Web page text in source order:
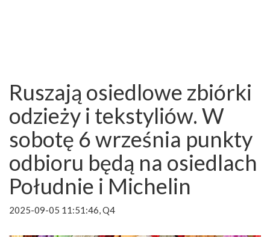
Ruszają osiedlowe zbiórki
odzieży i tekstyliów. W
sobotę 6 września punkty
odbioru będą na osiedlach
Południe i Michelin
2025-09-05 11:51:46, Q4